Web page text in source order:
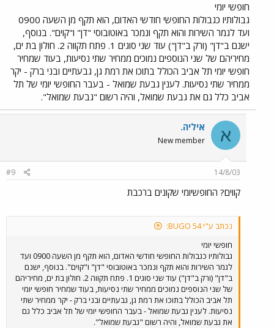
חופשי יומי
גבולותיו כגבולות החופשי חודשי האדום, הוא תקף מן השעה 0900
ועד לגמר השירות והוא תקף ונמכר באוטובוסי "דן" ו"קוים". בנוסף,
ישנם ב"דן" (ורק ב"דן") עוד שני סוגים 1. פתח תקווה 2. חולון בת ים,
מחיריהם של שני הנוספים נמוכים ממחיר שתי נסיעות, בעוד שמחיר
חופשי יומי תל אביב הכולל בתוכו את רמת גן, גבעתיים ובני ברק - יקר
ממחיר שתי נסיעות. לענין גבעת שמואל - בעבר החופשי יומי של תל
אביב כלל גם את גבעת שמואל, והיה רשום "גבעת שמואל".
א איליה.
New member
14/8/03
#9
קווים? החופשיומי שקונים ברכבת
נכתב ע"י BUGO 54:
חופשי יומי
גבולותיו כגבולות החופשי חודשי האדום, הוא תקף מן השעה 0900 ועד
לגמר השירות והוא תקף ונמכר באוטובוסי "דן" ו"קוים". בנוסף, ישנם
ב"דן" (ורק ב"דן") עוד שני סוגים 1. פתח תקווה 2. חולון בת ים, מחיריהם
של שני הנוספים נמוכים ממחיר שתי נסיעות, בעוד שמחיר חופשי יומי
תל אביב הכולל בתוכו את רמת גן, גבעתיים ובני ברק - יקר ממחיר שתי
נסיעות. לענין גבעת שמואל - בעבר החופשי יומי של תל אביב כלל גם
את גבעת שמואל, והיה רשום "גבעת שמואל".